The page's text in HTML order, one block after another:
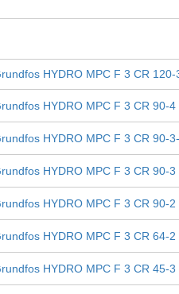
HYDRO MPC F 3 CR 120-
HYDRO MPC F 3 CR 90-4
HYDRO MPC F 3 CR 90-
HYDRO MPC F 3 CR 90-3
HYDRO MPC F 3 CR 90-2
HYDRO MPC F 3 CR 64-2
HYDRO MPC F 3 CR 45-3